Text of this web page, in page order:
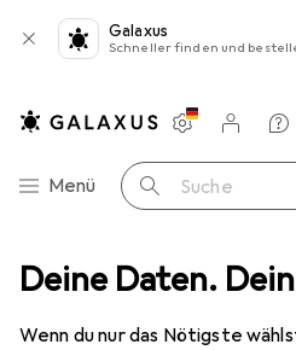
Deine Daten.
Wenn du nur das Nötigste
Galaxus
Schneller finden und
Navigation nach Kategorien
Menü Suche
Einstellungen
Kundenkonto
Vergleichslisten
Merklisten
Warenkorb
Notebooks + PCs
Notebookwagen